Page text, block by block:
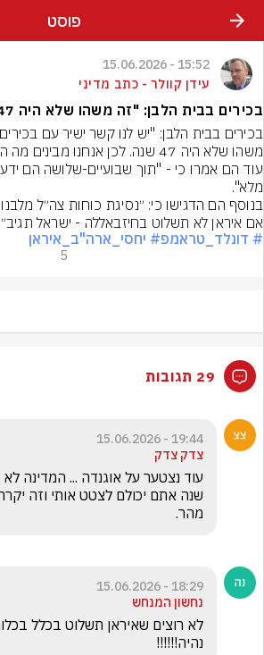
פוסט
15:52 - 15.06.2026
עידן קוולר - כתב מדיני
בכירים בבית הלבן: "זה משהו שלא היה 47 שנה"
משהו שלא היה 47 שנה. לכן אנחנו מבינים מה הם רוצים"
מלא".
אם איראן לא תשלוט בחיזבאללה - ישראל תגיב״
# דונלד_טראמפ# יחסי_ארה"ב_איראן
5
29 תגובות
19:44 - 15.06.2026
צדק צדק
מהר.
18:29 - 15.06.2026
נחשון המנחש
נהיה!!!!!!